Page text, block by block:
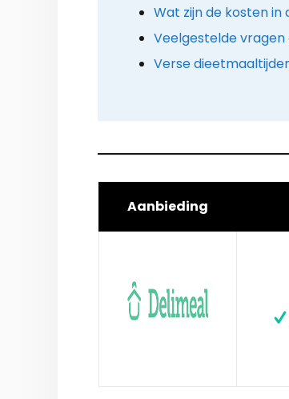
Wat zijn de kosten in
Veelgestelde
Verse
Aanbieding